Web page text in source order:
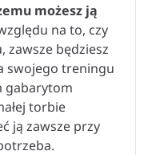
możesz ją
na to, czy
zawsze będziesz
swojego treningu
gabarytom
torbie
ją zawsze przy